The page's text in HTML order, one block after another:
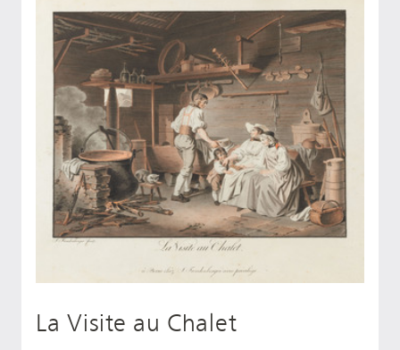
La Visite au Chalet